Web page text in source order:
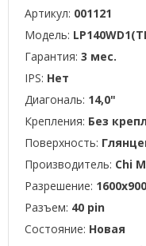
Артикул: 001121
Модель:
Гарантия: 3 мес.
IPS: Нет
Диагональ: 14,0"
Крепления: Без
Поверхность:
Производитель: Chi
Разрешение: 1600x900
Разъем: 40 pin
Состояние: Новая